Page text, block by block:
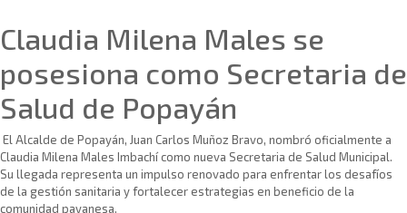
Claudia Milena Males se
posesiona como Secretaria de
Salud de Popayán
El Alcalde de Popayán, Juan Carlos Muñoz Bravo, nombró oficialmente a
Claudia Milena Males Imbachí como nueva Secretaria de Salud Municipal.
Su llegada representa un impulso renovado para enfrentar los desafíos
de la gestión sanitaria y fortalecer estrategias en beneficio de la
comunidad payanesa.